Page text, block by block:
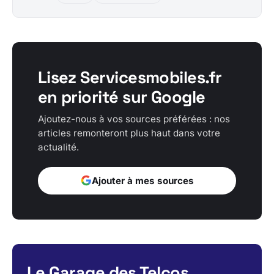
Lisez Servicesmobiles.fr
en priorité sur Google
Ajoutez-nous à vos sources préférées : nos
articles remonteront plus haut dans votre
actualité.
Ajouter à mes sources